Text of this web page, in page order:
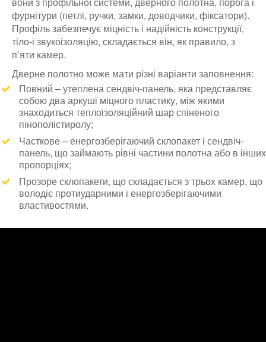
фурнітури (петлі, ручки, замки, доводчики, фіксатори).
Профіль забезпечує міцність і надійність конструкції,
тіло-і звукоізоляцію, складається він, як правило, з
п’яти камер.
Дверне полотно може мати різні варіанти заповнення:
Повний – утеплена сендвіч-панель, яка представляє
собою два аркуші міцного пластику, між якими
знаходиться теплоізоляційний шар спіненого
пінополістиролу;
Часткове – енергозберігаючий склопакет і сендвіч-
панель, що займають рівні частини полотна або в інших
пропорціях;
Прозоре склопакети, що складається з трьох камер, що
володіє протиударними і енергозберігаючими
властивостями.